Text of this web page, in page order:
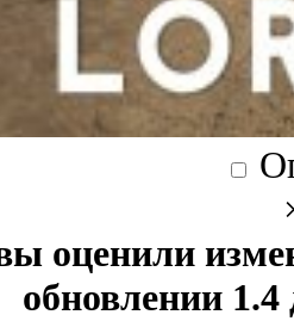
оценили
обновлении